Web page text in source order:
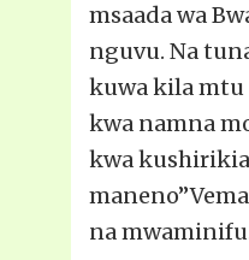
msaada wa
nguvu. Na
kuwa kila mtu
kwa namna
kwa
na